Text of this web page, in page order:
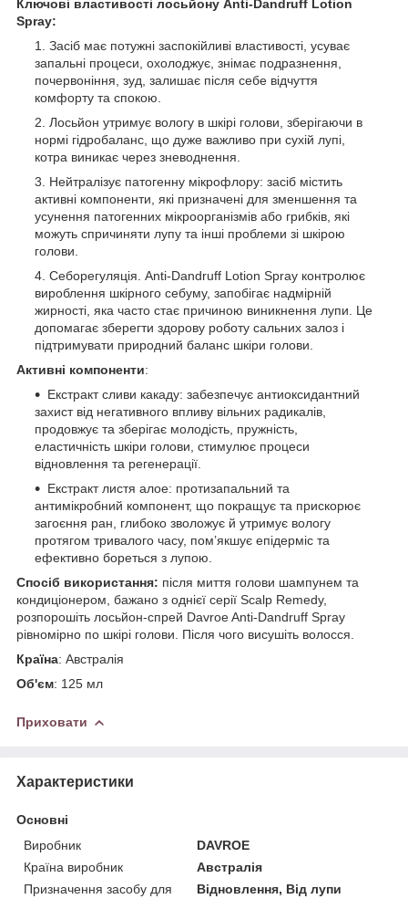
Ключові властивості лосьйону Anti-Dandruff Lotion
Spray:
Засіб має потужні заспокійливі властивості, усуває
запальні процеси, охолоджує, знімає подразнення,
почервоніння, зуд, залишає після себе відчуття
комфорту та спокою.
Лосьйон утримує вологу в шкірі голови, зберігаючи в
нормі гідробаланс, що дуже важливо при сухій лупі,
котра виникає через зневоднення.
Нейтралізує патогенну мікрофлору: засіб містить
активні компоненти, які призначені для зменшення та
усунення патогенних мікроорганізмів або грибків, які
можуть спричиняти лупу та інші проблеми зі шкірою
голови.
Себорегуляція. Anti-Dandruff Lotion Spray контролює
вироблення шкірного себуму, запобігає надмірній
жирності, яка часто стає причиною виникнення лупи. Це
допомагає зберегти здорову роботу сальних залоз і
підтримувати природний баланс шкіри голови.
Активні компоненти:
Екстракт сливи какаду: забезпечує антиоксидантний
захист від негативного впливу вільних радикалів,
продовжує та зберігає молодість, пружність,
еластичність шкіри голови, стимулює процеси
відновлення та регенерації.
Екстракт листя алое: протизапальний та
антимікробний компонент, що покращує та прискорює
загоєння ран, глибоко зволожує й утримує вологу
протягом тривалого часу, пом’якшує епідерміс та
ефективно бореться з лупою.
Спосіб використання: після миття голови шампунем та
кондиціонером, бажано з однієї серії Scalp Remedy,
розпорошіть лосьйон-спрей Davroe Anti-Dandruff Spray
рівномірно по шкірі голови. Після чого висушіть волосся.
Країна: Австралія
Об'єм: 125 мл
Приховати
Характеристики
Основні
Виробник
DAVROE
Країна виробник
Австралія
Призначення засобу для
Відновлення, Від лупи